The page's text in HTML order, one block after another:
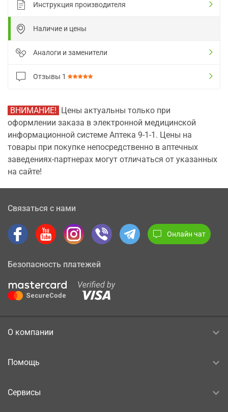
Инструкция производителя
Наличие и цены
Аналоги и заменители
Отзывы 1
ВНИМАНИЕ! Цены актуальны только при
оформлении заказа в электронной медицинской
информационной системе Аптека 9-1-1. Цены на
товары при покупке непосредственно в аптечных
заведениях-партнерах могут отличаться от указанных
на сайте!
Связаться с нами
Онлайн чат
Безопасность платежей
О компании
Помощь
Сервисы